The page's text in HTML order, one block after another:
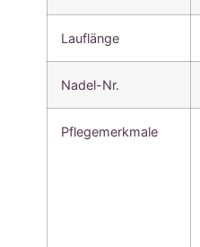
Lauflänge
Nadel-Nr.
Pflegemerkmale